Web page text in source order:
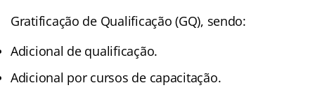
Gratificação de Qualificação (GQ), sendo:
Adicional de qualificação.
Adicional por cursos de capacitação.